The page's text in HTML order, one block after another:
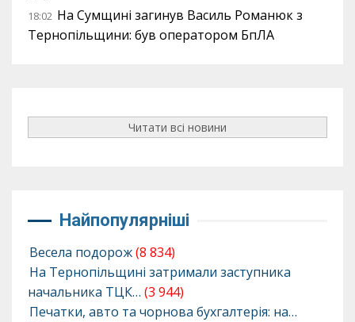
18:02 На Сумщині загинув Василь Романюк з
Тернопільщини: був оператором БпЛА
Читати всі новини
Найпопулярніші
Весела подорож(8 834)
На Тернопільщині затримали заступника
начальника ТЦК… (3 944)
Печатки, авто та чорнова бухгалтерія: на…